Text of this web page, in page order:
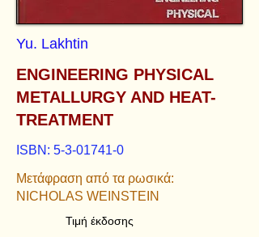
Yu. Lakhtin
ENGINEERING PHYSICAL
METALLURGY AND HEAT-
TREATMENT
ISBN: 5-3-01741-0
Μετάφραση από τα ρωσικά:
NICHOLAS WEINSTEIN
Τιμή έκδοσης